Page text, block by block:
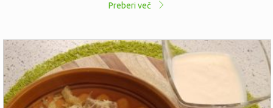
Preberi več